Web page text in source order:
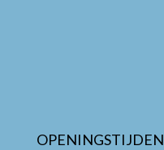
OPENINGSTIJDEN